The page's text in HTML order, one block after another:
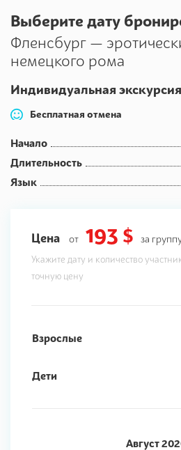
Выберите дату
Фленсбург —
немецкого рома
Индивидуальная экскурсия
Бесплатная отмена
Начало
Длительность
Язык
Цена от 193 $ за
Укажите дату и количество
точную цену
Взрослые
Дети
Август